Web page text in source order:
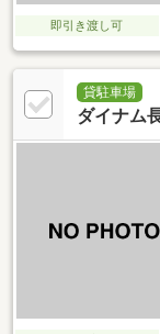
即引き渡し可
貸駐車場
ダイナム